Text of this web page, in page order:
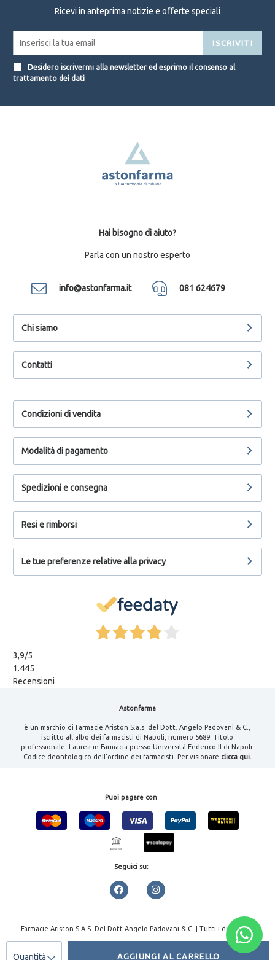
Quantità AGGIUNGI AL CARRELLO
Ricevi in anteprima notizie e offerte speciali
ISCRIVITI
Desidero iscrivermi alla newsletter ed esprimo il consenso al
trattamento dei dati
Hai bisogno di aiuto?
Parla con un nostro esperto
info@astonfarma.it 081 624679
Chi siamo
Contatti
Condizioni di vendita
Modalità di pagamento
Spedizioni e consegna
Resi e rimborsi
Le tue preferenze relative alla privacy
3,9/5
1.445
Recensioni
Astonfarma
è un marchio di Farmacie Ariston S.a.s. del Dott. Angelo Padovani & C.,
iscritto all'albo dei farmacisti di Napoli, numero 5689. Titolo
professionale: Laurea in Farmacia presso Università Federico II di Napoli.
Codice deontologico dell'ordine dei farmacisti. Per visionare clicca qui.
Puoi pagare con
Seguici su:
Farmacie Ariston S.A.S. Del Dott.Angelo Padovani & C. | Tutti i diritti